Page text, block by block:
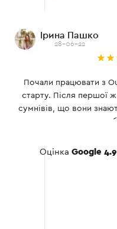
Ірина Пашко
28-06-22
Почали працювати з
старту. Після першої
сумнівів, що вони
не
Оцінка Google 4.9